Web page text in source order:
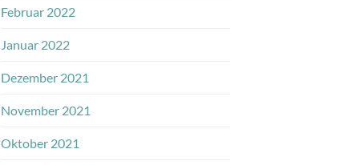
Februar 2022
Januar 2022
Dezember 2021
November 2021
Oktober 2021